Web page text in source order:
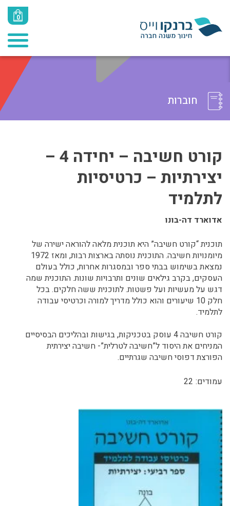
0
חוברות
קורט חשיבה – יחידה 4 –
יצירתיות – כרטיסיות
לתלמיד
אדוארד דה-בונו
תוכנית “קורט חשיבה” היא תוכנית מלאה להוראה ישירה של
מיומנויות חשיבה. התוכנית נוסתה בארצות רבות, ומאז 1972
נמצאת בשימוש בבתי ספר ובמסגרות אחרות, כולל בעולם
העסקים, בקרב גילאים שונים ותרבויות שונות. התוכנית שמה
דגש על מעשיות ועל פשטות. לתוכנית ששה חלקים. בכל
חלק 10 שיעורים והוא כולל מדריך למורה וכרטיסי עבודה
לתלמיד.
קורט חשיבה 4 עוסק בטכניקות, בגישות ובהליכים הבסיסיים
המניחים את היסוד ל”חשיבה לטרלית”- חשיבה יצירתית
הפורצת דפוסי חשיבה שגרתיים.
עמודים: 22